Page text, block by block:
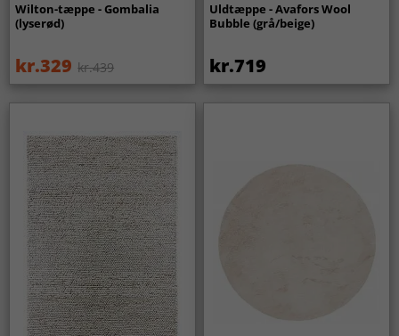
Wilton-tæppe - Gombalia
(lyserød)
kr.329 kr.439
Uldtæppe - Avafors Wool
Bubble (grå/beige)
kr.719